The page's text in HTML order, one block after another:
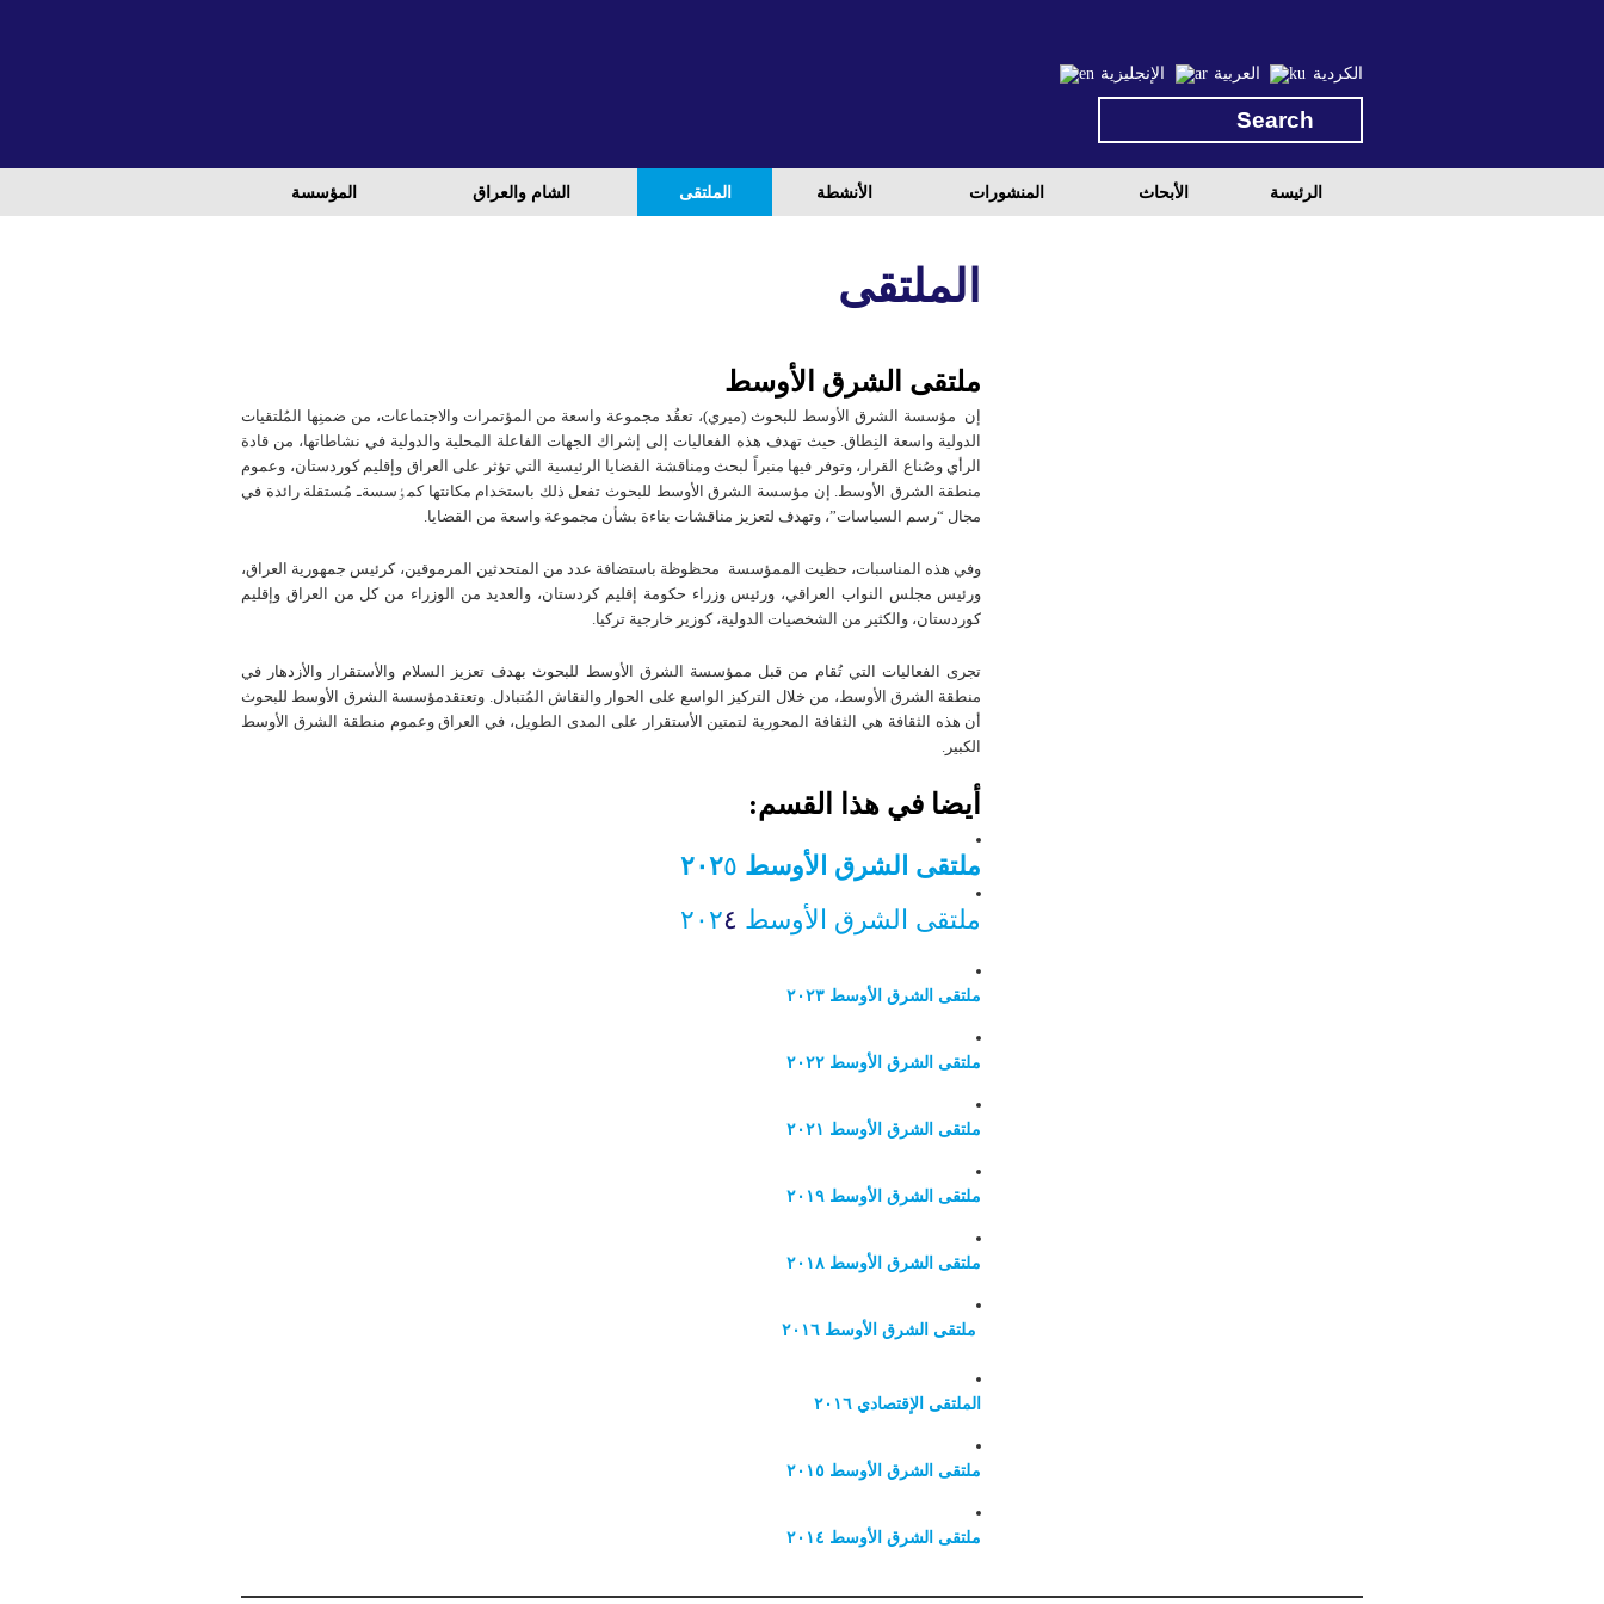
الرئيسة الأبحاث المنشورات الأنشطة الملتقی الشام والعراق المؤسسة
الإنجليزية العربية الكردية
الملتقی
ملتقی الشرق الأوسط
إن مؤسسة الشرق الأوسط للبحوث (ميري)، تعقُد مجموعة واسعة من المؤتمرات والاجتماعات، من ضمنِها المُلتقيات
الدولية واسعة النِطاق. حيث تهدف هذه الفعاليات إلى إشراك الجهات الفاعلة المحلية والدولية في نشاطاتها، من قادة
الرأي وصُناع القرار، وتوفر فيها منبراً لبحث ومناقشة القضايا الرئيسية التي تؤثر على العراق وإقليم كوردستان، وعموم
منطقة الشرق الأوسط. إن مؤسسة الشرق الأوسط للبحوث تفعل ذلك باستخدام مكانتها كمٶسسةـ مُستقلة رائدة في
مجال “رسم السياسات”، وتهدف لتعزيز مناقشات بناءة بشأن مجموعة واسعة من القضايا.
وفي هذه المناسبات، حظيت الممؤسسة محظوظة باستضافة عدد من المتحدثين المرموقين، كرئيس جمهورية العراق،
ورئيس مجلس النواب العراقي، ورئيس وزراء حكومة إقليم كردستان، والعديد من الوزراء من كل من العراق وإقليم
كوردستان، والكثير من الشخصيات الدولية، كوزير خارجية تركيا.
تجری الفعاليات التي تُقام من قبل ممؤسسة الشرق الأوسط للبحوث بهدف تعزيز السلام والأستقرار والأزدهار في
منطقة الشرق الأوسط، من خلال التركيز الواسع على الحوار والنقاش المُتبادل. وتعتقدمؤسسة الشرق الأوسط للبحوث
أن هذه الثقافة هي الثقافة المحورية لتمتين الأستقرار على المدى الطويل، في العراق وعموم منطقة الشرق الأوسط
الكبير.
أيضا في هذا القسم:
ملتقی الشرق الأوسط ٢٠٢ ٥
ملتقی الشرق الأوسط ٢٠٢ ٤
ملتقی الشرق الأوسط ٢٠٢٣
ملتقی الشرق الأوسط ٢٠٢٢
ملتقی الشرق الأوسط ٢٠٢١
ملتقی الشرق الأوسط ٢٠١٩
ملتقی الشرق الأوسط ٢٠١٨
ملتقی الشرق الأوسط ٢٠١٦
الملتقی الإقتصادي ٢٠١٦
ملتقی الشرق الأوسط ٢٠١٥
ملتقی الشرق الأوسط ٢٠١٤